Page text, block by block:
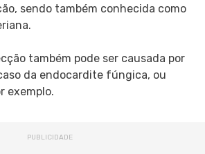
sendo também conhecida como
também pode ser causada por
da endocardite fúngica, ou
exemplo.